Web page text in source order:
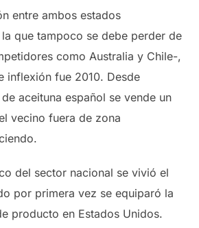
entre ambos estados
que tampoco se debe perder de
como Australia y Chile-,
inflexión fue 2010. Desde
aceituna español se vende un
vecino fuera de zona
del sector nacional se vivió el
por primera vez se equiparó la
producto en Estados Unidos.